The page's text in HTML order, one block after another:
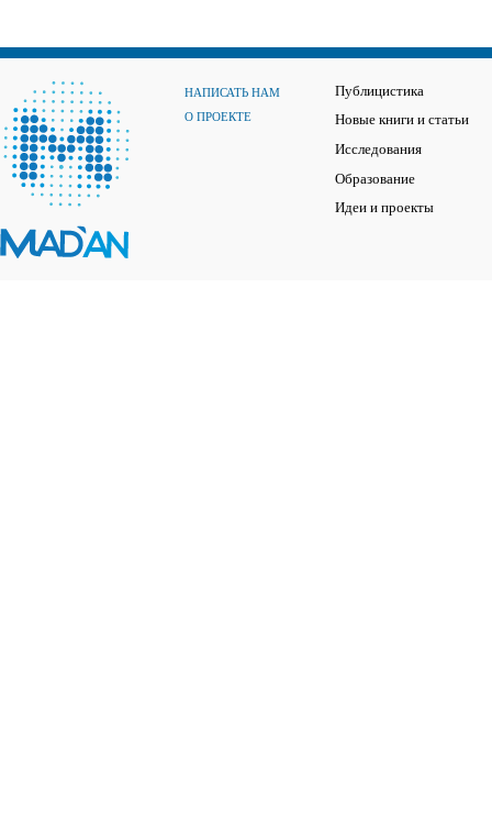
НАПИСАТЬ НАМ
О ПРОЕКТЕ
Публицистика
Новые книги и статьи
Исследования
Образование
Идеи и проекты